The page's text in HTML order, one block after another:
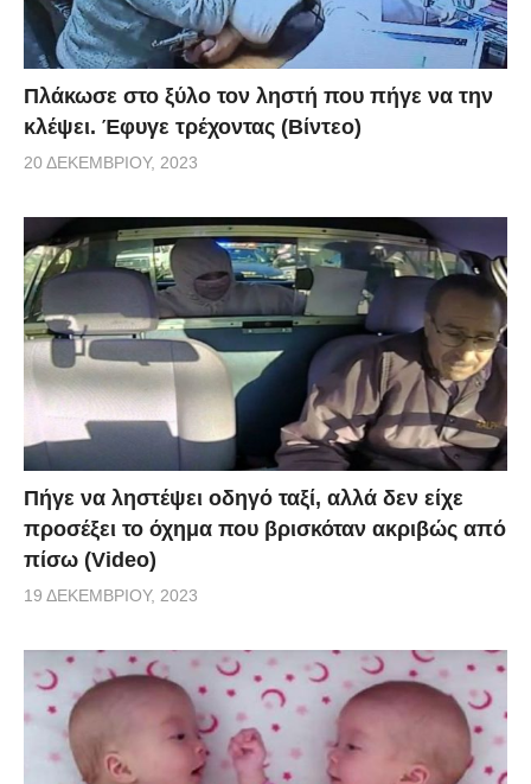
Πλάκωσε στο ξύλο τον ληστή που πήγε να την
κλέψει. Έφυγε τρέχοντας (Βίντεο)
20 ΔΕΚΕΜΒΡΊΟΥ, 2023
Πήγε να ληστέψει οδηγό ταξί, αλλά δεν είχε
προσέξει το όχημα που βρισκόταν ακριβώς από
πίσω (Video)
19 ΔΕΚΕΜΒΡΊΟΥ, 2023